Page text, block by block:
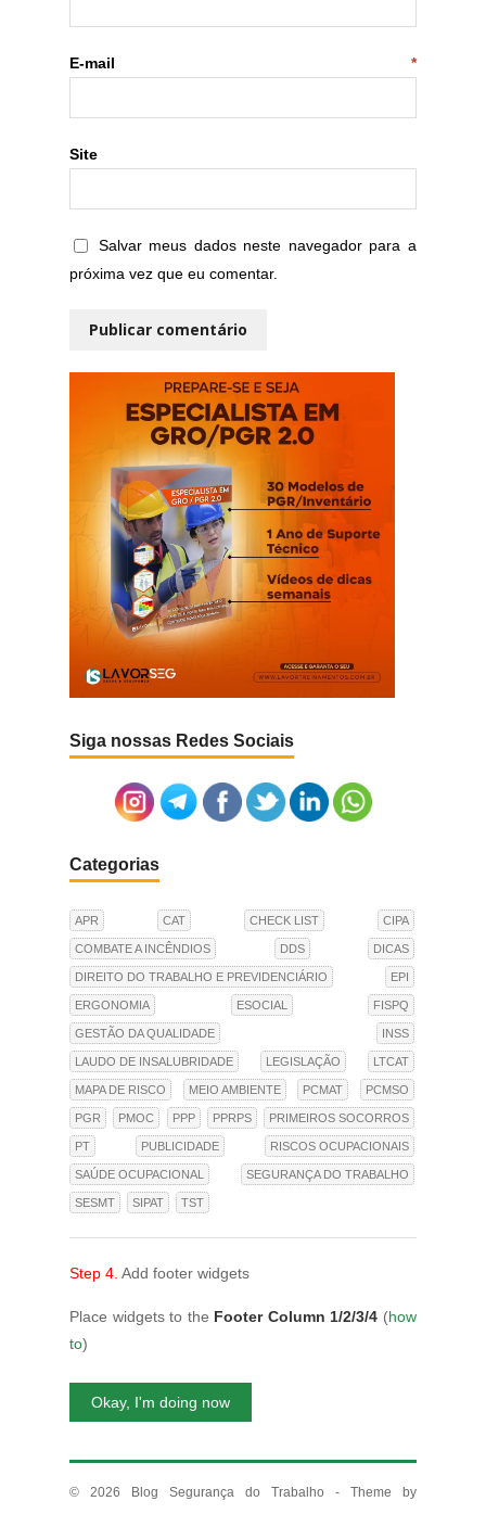
E-mail *
Site
Salvar meus dados neste navegador para a
próxima vez que eu comentar.
Siga nossas Redes Sociais
Categorias
APR CAT CHECK LIST CIPA
COMBATE A INCÊNDIOS DDS DICAS
DIREITO DO TRABALHO E PREVIDENCIÁRIO EPI
ERGONOMIA ESOCIAL FISPQ
GESTÃO DA QUALIDADE INSS
LAUDO DE INSALUBRIDADE LEGISLAÇÃO LTCAT
MAPA DE RISCO MEIO AMBIENTE PCMAT PCMSO
PGR PMOC PPP PPRPS PRIMEIROS SOCORROS
PT PUBLICIDADE RISCOS OCUPACIONAIS
SAÚDE OCUPACIONAL SEGURANÇA DO TRABALHO
SESMT SIPAT TST
Step 4. Add footer widgets
Place widgets to the Footer Column 1/2/3/4 (how
to)
Okay, I'm doing now
© 2026 Blog Segurança do Trabalho - Theme by